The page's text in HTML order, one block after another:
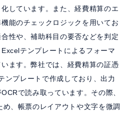
しています。また、経費精算のエ
能のチェックロジックを用いてお
性や、補助科目の要否などを判定
テンプレートによるフォーマ
ます。弊社では、経費精算の証憑
ンプレートで作成しており、出力
で読み取っています。その際、
、帳票のレイアウトや文字を微調